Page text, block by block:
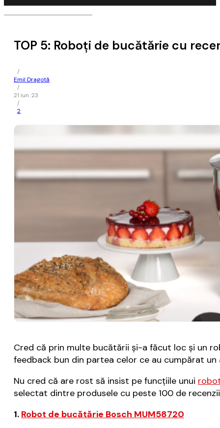
TOP 5: Roboți de bucătărie cu
/
Emil Dragotă
/
21 iun. 23
/
2
Cred că prin multe bucătării și-a făcut loc și un
feedback bun din partea celor ce au cumpărat
Nu cred că are rost să insist pe funcțiile unui
selectat dintre produsele cu peste 100 de
1. Robot de bucătărie Bosch MUM58720